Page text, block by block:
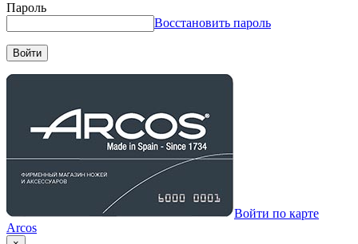
Пароль
Восстановить пароль
Войти
Войти по карте
Arcos